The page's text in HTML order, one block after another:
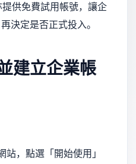
供免費試用帳號，讓企
決定是否正式投入。
建立企業帳
，點選「開始使用」